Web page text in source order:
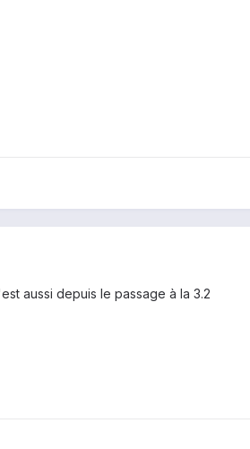
aussi depuis le passage à la 3.2